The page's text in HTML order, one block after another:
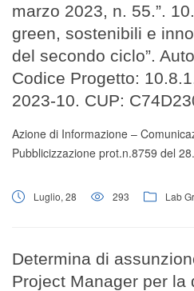
marzo 2023, n. 55.”.
green, sostenibili e
del secondo ciclo”.
Codice Progetto:
2023-10. CUP:
Azione di Informazione –
Pubblicizzazione prot.n.8759 del
Luglio, 28 293 Lab
Determina di
Project Manager per la